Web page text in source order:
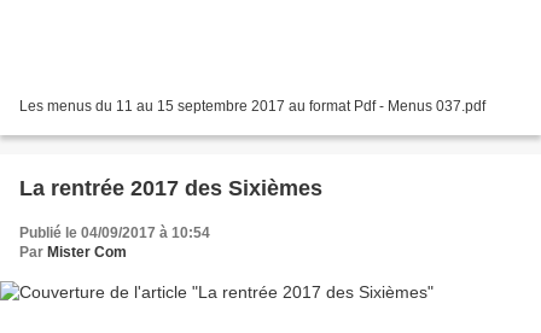
Les menus du 11 au 15 septembre 2017 au format Pdf - Menus 037.pdf
La rentrée 2017 des Sixièmes
Publié le 04/09/2017 à 10:54
Par Mister Com